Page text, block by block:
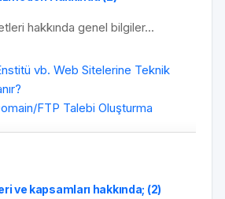
hakkında genel bilgiler...
vb. Web Sitelerine Teknik
FTP Talebi Oluşturma
ve kapsamları hakkında; (2)